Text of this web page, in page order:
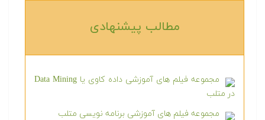
مطالب پیشنهادی‎
مجموعه فیلم های آموزشی داده کاوی یا Data Mining
در متلب
مجموعه فیلم های آموزشی برنامه نویسی متلب